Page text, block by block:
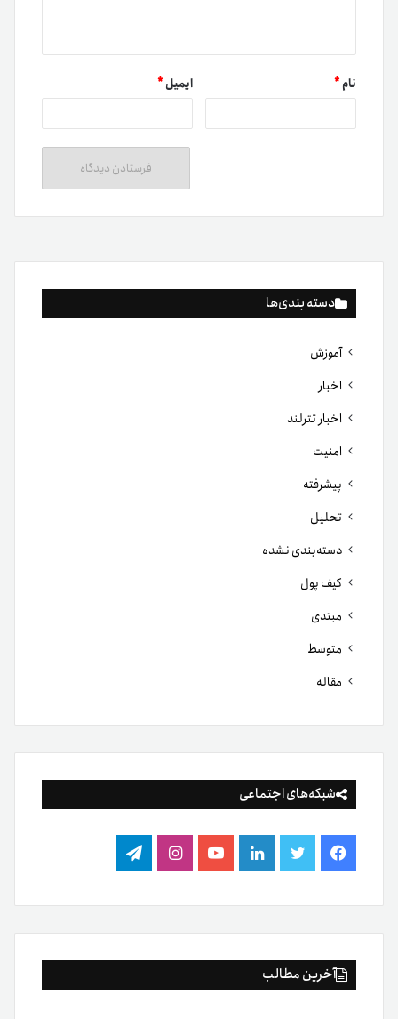
دسته بندی‌ها
آموزش
اخبار
اخبار تترلند
امنیت
پیشرفته
تحلیل
دسته‌بندی نشده
کیف پول
مبتدی
متوسط
مقاله
شبکه‌های اجتماعی
فیس
بوک
توییتر لینکدینیوتیوباینستاگرام
تلگرام
آخرین مطالب
نام* ایمیل*